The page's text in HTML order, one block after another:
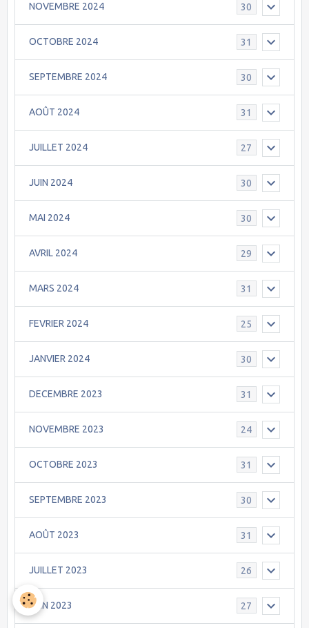
NOVEMBRE 2024 30
OCTOBRE 2024 31
SEPTEMBRE 2024 30
AOÛT 2024 31
JUILLET 2024 27
JUIN 2024 30
MAI 2024 30
AVRIL 2024 29
MARS 2024 31
FEVRIER 2024 25
JANVIER 2024 30
DECEMBRE 2023 31
NOVEMBRE 2023 24
OCTOBRE 2023 31
SEPTEMBRE 2023 30
AOÛT 2023 31
JUILLET 2023 26
JUIN 2023 27